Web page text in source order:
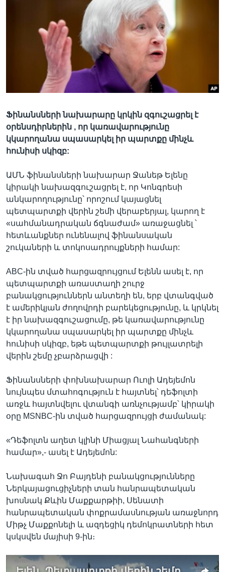
Լեզուներ
Ֆինանսների նախարարը կրկին զգուշացրել է
օրենսդիրներին , որ կառավարությունը
կկարողանա սպասարկել իր պարտքը մինչև
հունիսի սկիզբ:
ԱՄՆ ֆինանսների նախարար Ջանեթ Ելենը
կիրակի նախազգուշացրել է, որ Կոնգրեսի
անկարողությունը՝ որոշում կայացնել
պետպարտքի վերին շեմի վերաբերյալ, կարող է
«սահմանադրական ճգնաժամ» առաջացնել ՝
հետևանքներ ունենալով ֆինանսական
շուկաների և տոկոսադրույքների համար:
ABC-ին տված հարցազրույցում Ելենն ասել է, որ
պետպարտքի առաստաղի շուրջ
բանակցություններն անտեղի են, երբ վտանգված
է ամերիկյան ժողովրդի բարեկեցությունը, և կրկնել
է իր նախազգուշացումը, թե կառավարությունը
կկարողանա սպասարկել իր պարտքը մինչև
հունիսի սկիզբ, եթե պետպարտքի թույլատրելի
վերին շեմը չբարձրացվի :
Ֆինանսների փոխնախարար Ուոլի Ադեյեմոն
նույնպես մտահոգություն է հայտնել՝ դեֆոլտի
առջև հայտնվելու վտանգի առնչությամբ՝ կիրակի
օրը MSNBC-ին տված հարցազրույցի ժամանակ:
«Դեֆոլտն աղետ կլինի Միացյալ Նահանգների
համար»,- ասել է Ադեյեմոն:
Նախագահ Ջո Բայդենի բանակցությունները
Ներկայացուցիչների տան հանրապետական
խոսնակ Քևին Մաքքարթիի, Սենատի
հանրապետական փոքրամասնության առաջնորդ
Միթչ Մաքքոնելի և ազդեցիկ դեմոկրատների հետ
կսկսվեն մայիսի 9-ին։